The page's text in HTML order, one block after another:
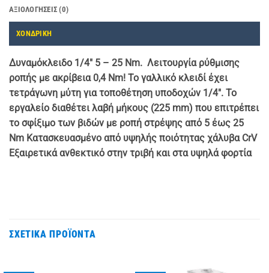
ΑΞΙΟΛΟΓΉΣΕΙΣ (0)
ΧΟΝΔΡΙΚΗ
Δυναμόκλειδο 1/4″ 5 – 25 Nm. Λειτουργία ρύθμισης
ροπής με ακρίβεια 0,4 Nm! Το γαλλικό κλειδί έχει
τετράγωνη μύτη για τοποθέτηση υποδοχών 1/4″. Το
εργαλείο διαθέτει λαβή μήκους (225 mm) που επιτρέπει
το σφίξιμο των βιδών με ροπή στρέψης από 5 έως 25
Nm Κατασκευασμένο από υψηλής ποιότητας χάλυβα CrV
Εξαιρετικά ανθεκτικό στην τριβή και στα υψηλά φορτία
ΣΧΕΤΙΚΆ ΠΡΟΪΌΝΤΑ